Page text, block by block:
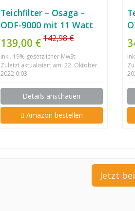
Teichfilter – Osaga –
ODF-9000 mit 11 Watt
UV-C
139,00 € 142,98 €
inkl. 19% gesetzlicher MwSt.
Zuletzt aktualisiert am: 22. Oktober
2022 0:03
Details anschauen
Amazon bestellen
Jetzt bei